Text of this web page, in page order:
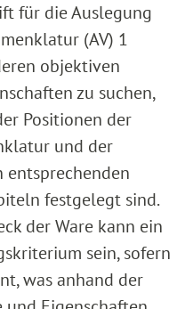
für die Auslegung
(AV) 1
objektiven
zu suchen,
Positionen der
und der
entsprechenden
festgelegt sind.
der Ware kann ein
sein, sofern
was anhand der